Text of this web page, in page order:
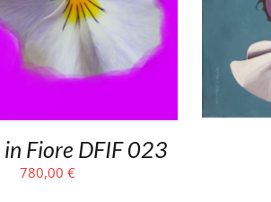
Fiore DFIF 023
780,00 €